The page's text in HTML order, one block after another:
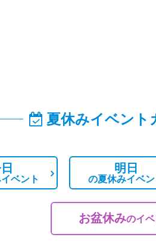
夏休みイベント
ベント
明日
の夏休みイベン
お盆休みのイ